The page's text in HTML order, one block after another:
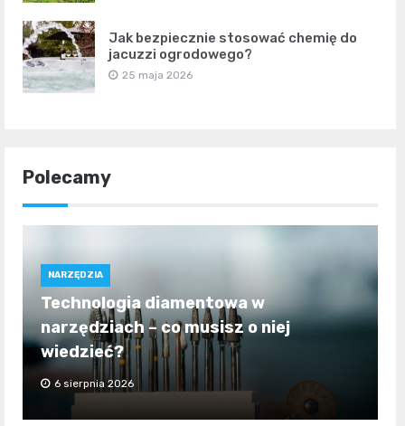
Jak bezpiecznie stosować chemię do
jacuzzi ogrodowego?
25 maja 2026
Polecamy
NARZĘDZIA
Technologia diamentowa w
narzędziach – co musisz o niej
wiedzieć?
6 sierpnia 2026